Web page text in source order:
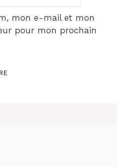
mon e-mail et mon
pour mon prochain